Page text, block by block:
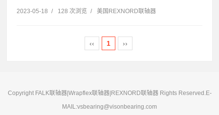
2023-05-18 / 128 次浏览 / 美国REXNORD联轴器
‹‹ 1 ››
Copyright FALK联轴器|Wrapflex联轴器|REXNORD联轴器 Rights Reserved.E-
MAIL:vsbearing@visonbearing.com